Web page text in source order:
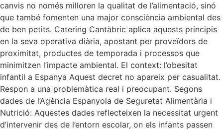
canvis no només milloren la qualitat de l’alimentació, sinó
que també fomenten una major consciència ambiental des
de ben petits. Catering Cantàbric aplica aquests principis
en la seva operativa diària, apostant per proveïdors de
proximitat, productes de temporada i processos que
minimitzen l’impacte ambiental. El context: l’obesitat
infantil a Espanya Aquest decret no apareix per casualitat.
Respon a una problemàtica real i preocupant. Segons
dades de l’Agència Espanyola de Seguretat Alimentària i
Nutrició: Aquestes dades reflecteixen la necessitat urgent
d’intervenir des de l’entorn escolar, on els infants passen